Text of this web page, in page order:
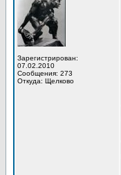
Зарегистрирован:
07.02.2010
Сообщения: 273
Откуда: Щелково